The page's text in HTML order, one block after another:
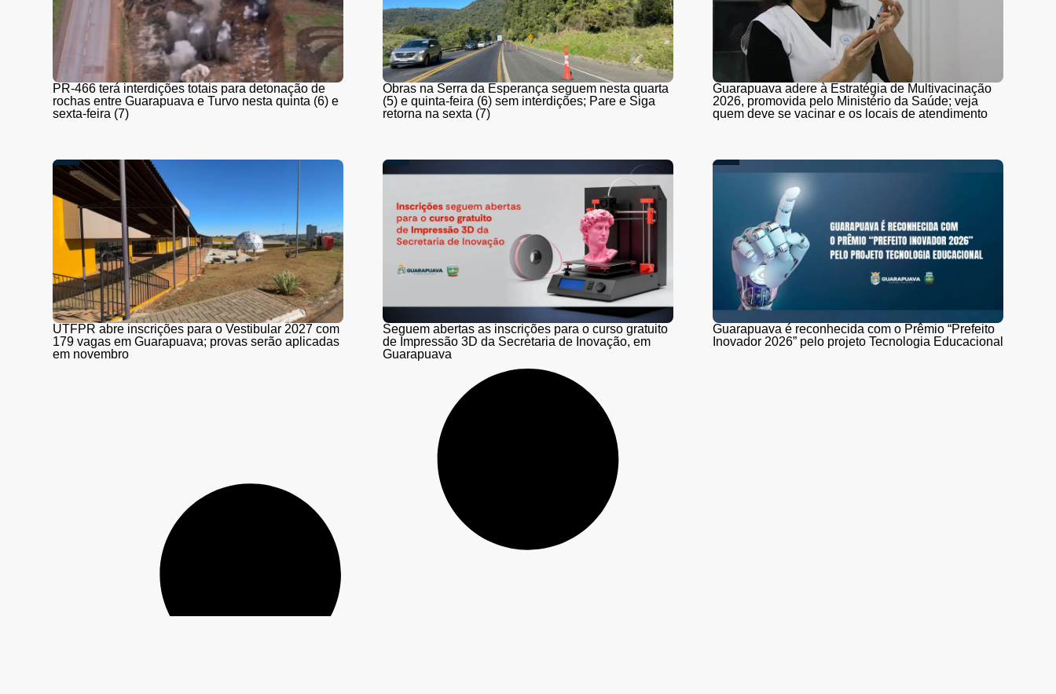
PR-466 terá interdições totais para detonação de
rochas entre Guarapuava e Turvo nesta quinta (6) e
sexta-feira (7)
Obras na Serra da Esperança seguem nesta quarta
(5) e quinta-feira (6) sem interdições; Pare e Siga
retorna na sexta (7)
Guarapuava adere à Estratégia de Multivacinação
2026, promovida pelo Ministério da Saúde; veja
quem deve se vacinar e os locais de atendimento
UTFPR abre inscrições para o Vestibular 2027 com
179 vagas em Guarapuava; provas serão aplicadas
em novembro
Seguem abertas as inscrições para o curso gratuito
de Impressão 3D da Secretaria de Inovação, em
Guarapuava
Guarapuava é reconhecida com o Prêmio “Prefeito
Inovador 2026” pelo projeto Tecnologia Educacional